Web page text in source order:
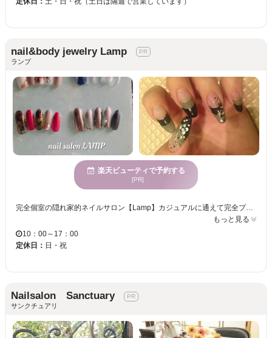
nail&body jewelry Lamp
ランプ
楽天ビューティで予約する
[PR]
完全個室の隠れ家的ネイルサロン【Lamp】カジュアルに通えて完全プライベート空間です☆ていねいな施術と、完全個室、ゆったり空間が特長♪ 複数のネイルサロンで経験を積んでスキルを磨き、ネイルの艶・もちにこだわったていねいな施術をモットーに、居心地の良い空間づくりをご用意。 買い物前や買い物帰りなど、お子様連れの主婦の方々大歓迎。もちろん、学生さん、OLさんなどにもお好みのネイルをご提案！ お取り付けのみで、最短1時間、お時間を頂いております（個人差がございます）。 完全予約制＆お子様連れも歓迎★ご予約時に伝えて頂ければ、指定駅からの車送迎可能！また、時間外も対応可能ですので、お気軽にお問い合せください！
もっと見る
10：00～17：00
定休日： 日・祝
Nailsalon Sanctuary
サンクチュアリ